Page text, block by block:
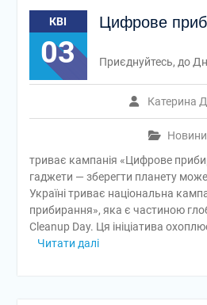
КВІ
03
Цифрове
Катерина
Новини
Приєднуйтесь, до
триває кампанія «Цифрове
гаджети — зберегти планету
Україні триває національна
прибирання», яка є частиною
Cleanup Day. Ця ініціатива
Читати далі